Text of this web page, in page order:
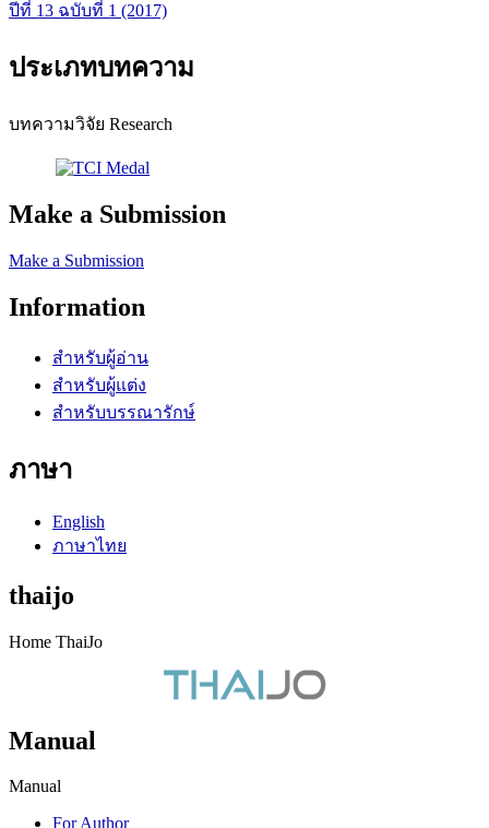
ปีที่ 13 ฉบับที่ 1 (2017)
ประเภทบทความ
บทความวิจัย Research
Make a Submission
Make a Submission
Information
สำหรับผู้อ่าน
สำหรับผู้แต่ง
สำหรับบรรณารักษ์
ภาษา
English
ภาษาไทย
thaijo
Home ThaiJo
Manual
Manual
For Author